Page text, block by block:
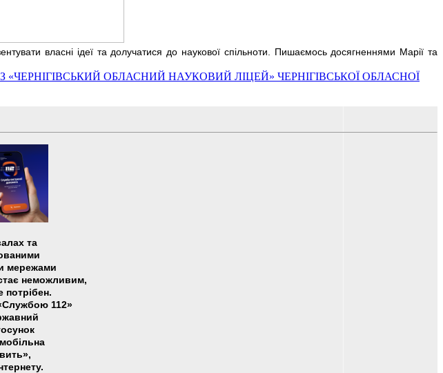
власні ідеї та долучатися до наукової спільноти. Пишаємось досягненнями Марії та
до КЗ «ЧЕРНІГІВСЬКИЙ ОБЛАСНИЙ НАУКОВИЙ ЛІЦЕЙ» ЧЕРНІГІВСЬКОЇ ОБЛАСНОЇ
та
мережами
неможливим,
потрібен.
112»